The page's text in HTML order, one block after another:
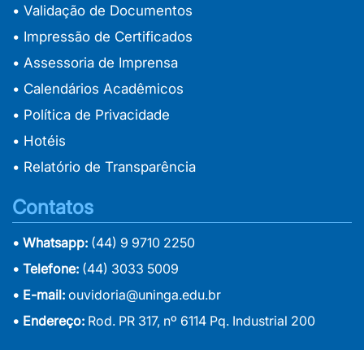
• Validação de Documentos
• Impressão de Certificados
• Assessoria de Imprensa
• Calendários Acadêmicos
• Política de Privacidade
• Hotéis
• Relatório de Transparência
Contatos
• Whatsapp: (44) 9 9710 2250
• Telefone: (44) 3033 5009
• E-mail: ouvidoria@uninga.edu.br
• Endereço: Rod. PR 317, nº 6114 Pq. Industrial 200